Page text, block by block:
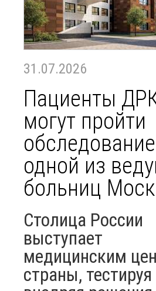
31.07.2026
Пациенты
могут пройти
одной из
больниц
Столица России
выступает
медицинским
страны, тестируя